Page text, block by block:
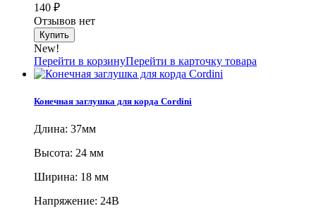
140 ₽
Отзывов нет
New!
Перейти в корзинуПерейти в карточку товара
Конечная заглушка для корда Cordini
Длина: 37мм
Высота: 24 мм
Ширина: 18 мм
Напряжение: 24В